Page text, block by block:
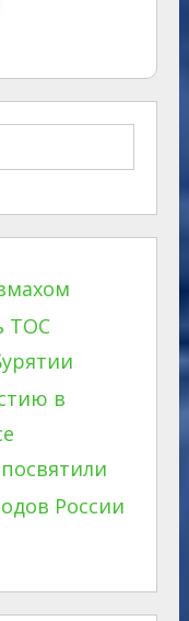
ТОС
в
России